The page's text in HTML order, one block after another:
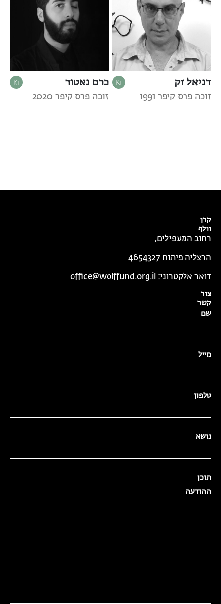
דניאל זק
זוכה פרס קיפר 1991
כרם נאטור
זוכה פרס קיפר 2020
קרן
וולף
רחוב המעפילים,
הרצליה פיתוח 4654327
דואר אלקטרוני: office@wolffund.org.il
צור
קשר
שם
מייל
טלפון
נושא
תוכן
ההודעה